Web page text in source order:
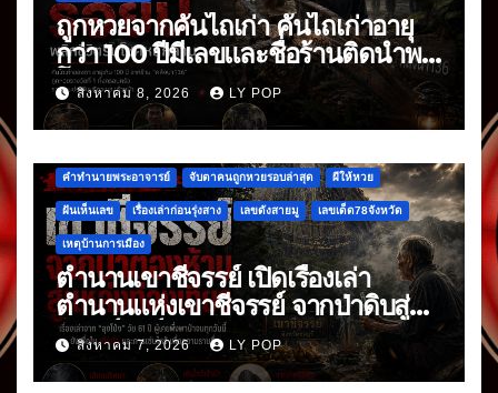
ถูกหวยจากคันไถเก่า คันไถเก่าอายุ
กว่า 100 ปีมีเลขและชื่อร้านติดนำพา
โชคสิงหาคม 8, 2026 LY POP
คำทำนายพระอาจารย์ จับตาคนถูกหวยรอบล่าสุด ผีให้หวย
ฝันเห็นเลข เรื่องเล่าก่อนรุ่งสาง เลขดังสายมู เลขเด็ด78จังหวัด
เหตุบ้านการเมือง
ตำนานเขาชีจรรย์ เปิดเรื่องเล่า
ตำนานแห่งเขาชีจรรย์ จากป่าดิบสู่
แลนด์มาร์กดัง
สิงหาคม 7, 2026 LY POP